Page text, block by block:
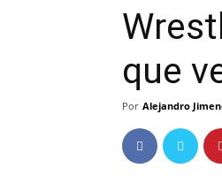
que
Por Alejandro